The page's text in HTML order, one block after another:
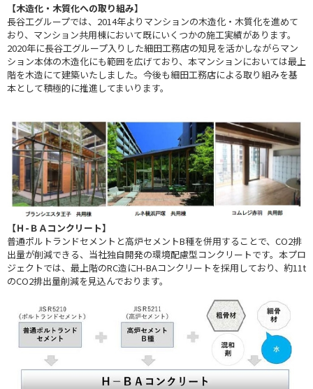
【木造化・木質化への取り組み】
長谷工グループでは、2014年よりマンションの木造化・木質化を進めて
おり、マンション共用棟において既にいくつかの施工実績があります。
2020年に長谷工グループ入りした細田工務店の知見を活かしながらマン
ション本体の木造化にも範囲を広げており、本マンションにおいては最上
階を木造にて建築いたしました。今後も細田工務店による取り組みを基
本として積極的に推進してまいります。
【Ｈ-ＢＡコンクリート】
普通ポルトランドセメントと高炉セメントB種を併用することで、CO2排
出量が削減できる、当社独自開発の環境配慮型コンクリートです。本プロ
ジェクトでは、最上階のRC造にH-BAコンクリートを採用しており、約11t
のCO2排出量削減を見込んでおります。